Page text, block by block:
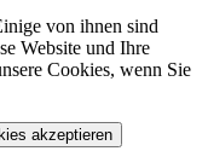
von ihnen sind
Website und Ihre
Cookies, wenn Sie
akzeptieren